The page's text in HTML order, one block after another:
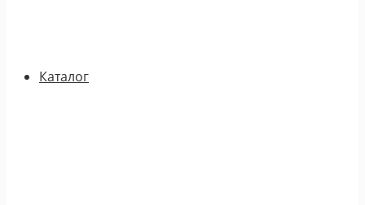
Каталог